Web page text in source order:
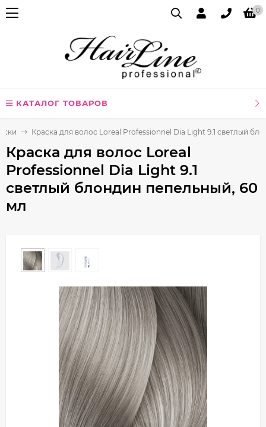
0
КАТАЛОГ ТОВАРОВ
Краска для волос Loreal Professionnel Dia Light 9.1 светлый
Краска для волос Loreal
Professionnel Dia Light 9.1
светлый блондин пепельный, 60
мл